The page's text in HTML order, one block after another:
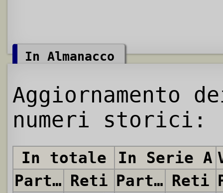
In Almanacco
Aggiornamento
numeri storici:
In totale In Serie A
Partite Reti Partite Reti